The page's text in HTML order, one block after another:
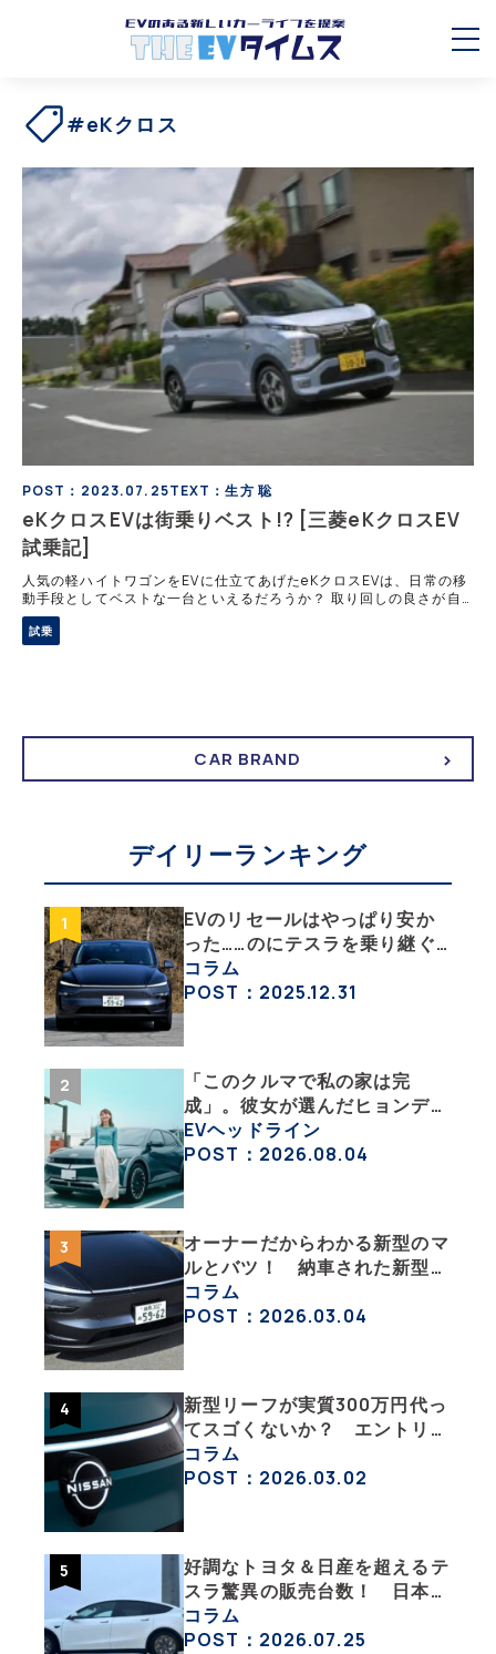
#eKクロス
POST：2023.07.25TEXT：生方 聡
eKクロスEVは街乗りベスト!? [三菱eKクロスEV
試乗記]
人気の軽ハイトワゴンをEVに仕立てあげたeKクロスEVは、日常の移
動手段としてベストな一台といえるだろうか？ 取り回しの良さが自
慢だが、乗り心地には注文も 航続距離を長くするためには、駆動用
バッテリーをたくさん積むのが手
試乗
CAR BRAND
デイリーランキング
EVのリセールはやっぱり安か
った……のにテスラを乗り継ぐ
ってどういうこと？ 【テスラ
沼にはまった大学教授のEV生
コラム
POST：2025.12.31
「このクルマで私の家は完
成」。彼女が選んだヒョンデ
「IONIQ 5」の「エネルギーハ
ック」な生活【ななみんEVレ
EVヘッドライン
POST：2026.08.04
オーナーだからわかる新型のマ
ルとバツ！ 納車された新型を
旧型モデルＹと細部まで比べて
みた【テスラ沼にはまった大学
コラム
POST：2026.03.04
新型リーフが実質300万円代っ
てスゴくないか？ エントリー
グレード「B5」の中身を詳細
チェックした
コラム
POST：2026.03.02
好調なトヨタ＆日産を超えるテ
スラ驚異の販売台数！ 日本の
EV市場はますます拡大
コラム
POST：2026.07.25